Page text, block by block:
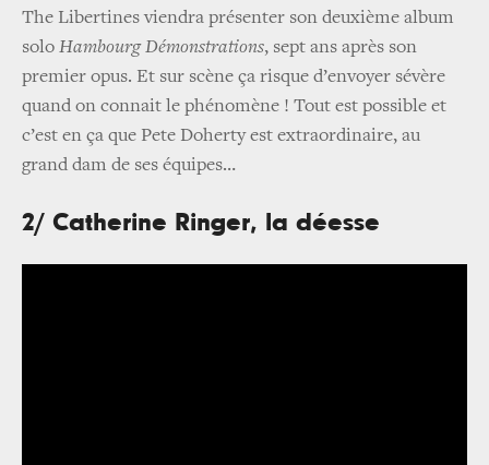
The Libertines viendra présenter son deuxième album
solo Hambourg Démonstrations, sept ans après son
premier opus. Et sur scène ça risque d’envoyer sévère
quand on connait le phénomène ! Tout est possible et
c’est en ça que Pete Doherty est extraordinaire, au
grand dam de ses équipes…
2/ Catherine Ringer, la déesse